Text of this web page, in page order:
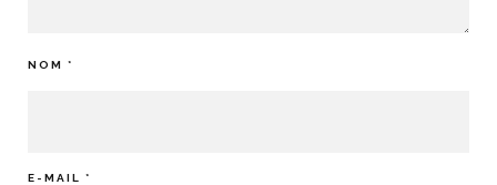
NOM *
E-MAIL *